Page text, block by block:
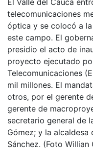
telecomunicaciones
óptica y se colocó a
este campo. El
presidio el acto de
proyecto ejecutado
Telecomunicaciones
mil millones. El
otros, por el gerente
gerente de
secretario general de
Gómez; y la alcaldesa
Sánchez. (Foto